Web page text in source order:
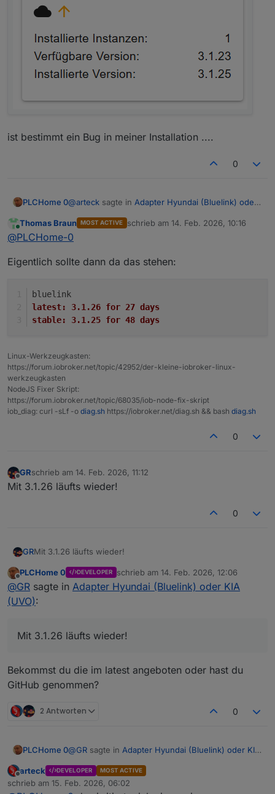
ist bestimmt ein Bug in meiner Installation ....
0
PLCHome 0@arteck sagte in Adapter Hyundai (Bluelink) oder
Ich meine Beta lastest...
Online
Thomas Braun MOST ACTIVE schrieb am 14. Feb. 2026, 10:16
zuletzt editiert von
@PLCHome-0
Eigentlich sollte dann da das stehen:
bluelink
latest:	3.1.26 for 27 days
stable:	3.1.25 for 48 days
Linux-Werkzeugkasten:
https://forum.iobroker.net/topic/42952/der-kleine-iobroker-linux-
werkzeugkasten
NodeJS Fixer Skript:
https://forum.iobroker.net/topic/68035/iob-node-fix-skript
iob_diag: curl -sLf -o diag.sh https://iobroker.net/diag.sh && bash diag.sh
0
Offline
GRschrieb am 14. Feb. 2026, 11:12
zuletzt editiert von
Mit 3.1.26 läufts wieder!
0
GRMit 3.1.26 läufts wieder!
Offline
PLCHome 0 DEVELOPER schrieb am 14. Feb. 2026, 12:06
zuletzt editiert von
@GR sagte in Adapter Hyundai (Bluelink) oder KIA
(UVO):
Mit 3.1.26 läufts wieder!
Bekommst du die im latest angeboten oder hast du
GitHub genommen?
2 Antworten 0
PLCHome 0@GR sagte in Adapter Hyundai (Bluelink) oder KIA
Mit 3.1.26 läufts wieder!
Offline
arteck DEVELOPER MOST ACTIVE
schrieb am 15. Feb. 2026, 06:02
zuletzt editiert von